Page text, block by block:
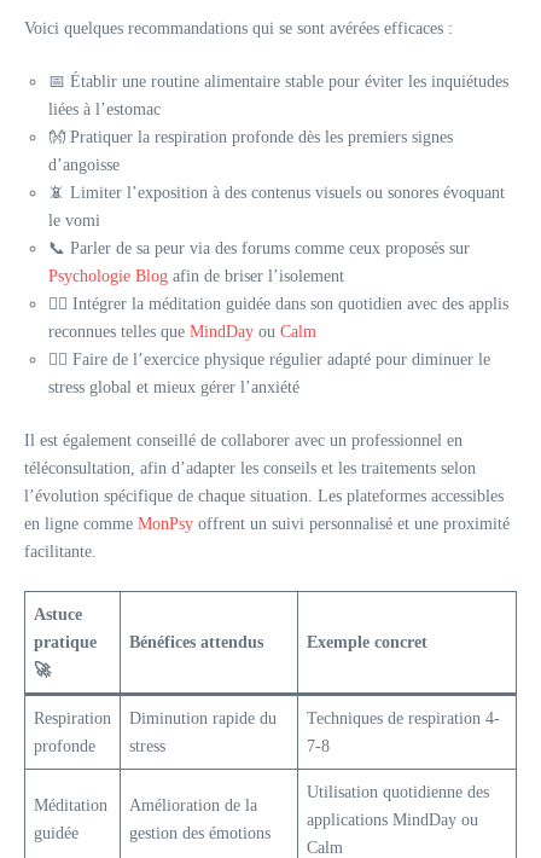
Voici quelques recommandations qui se sont avérées efficaces :
📅 Établir une routine alimentaire stable pour éviter les inquiétudes
liées à l’estomac
👐 Pratiquer la respiration profonde dès les premiers signes
d’angoisse
📵 Limiter l’exposition à des contenus visuels ou sonores évoquant
le vomi
📞 Parler de sa peur via des forums comme ceux proposés sur
Psychologie Blog afin de briser l’isolement
🧘‍♀️ Intégrer la méditation guidée dans son quotidien avec des applis
reconnues telles que MindDay ou Calm
🚶‍♂️ Faire de l’exercice physique régulier adapté pour diminuer le
stress global et mieux gérer l’anxiété
Il est également conseillé de collaborer avec un professionnel en
téléconsultation, afin d’adapter les conseils et les traitements selon
l’évolution spécifique de chaque situation. Les plateformes accessibles
en ligne comme MonPsy offrent un suivi personnalisé et une proximité
facilitante.
Astuce
pratique
🚀
Bénéfices attendus Exemple concret
Respiration
profonde
Diminution rapide du
stress
Techniques de respiration 4-
7-8
Méditation
guidée
Amélioration de la
gestion des émotions
Utilisation quotidienne des
applications MindDay ou
Calm